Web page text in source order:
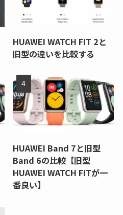
HUAWEI WATCH FIT 2と
旧型の違いを比較する
HUAWEI Band 7と旧型
Band 6の比較【旧型
HUAWEI WATCH FITが一
番良い】